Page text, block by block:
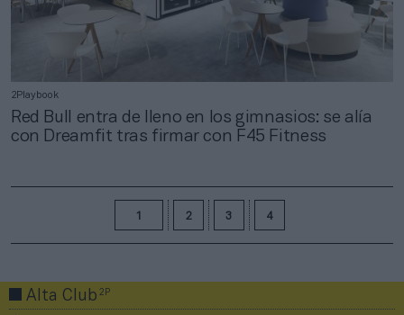
2Playbook
Red Bull entra de lleno en los gimnasios: se alía
con Dreamfit tras firmar con F45 Fitness
2 3 4
Alta Club2P